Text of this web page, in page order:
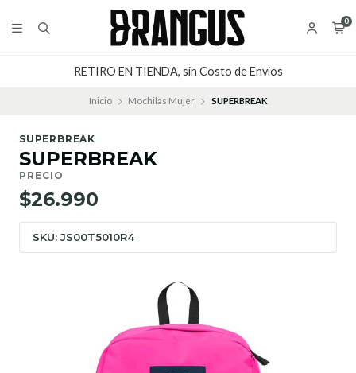
0
RETIRO EN TIENDA, sin Costo de Envios
Inicio Mochilas Mujer SUPERBREAK
SUPERBREAK
SUPERBREAK
PRECIO
$26.990
SKU: JS00T5010R4